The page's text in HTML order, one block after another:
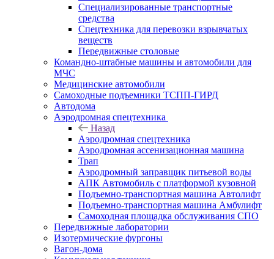
Специализированные транспортные
средства
Спецтехника для перевозки взрывчатых
веществ
Передвижные столовые
Командно-штабные машины и автомобили для
МЧС
Медицинские автомобили
Самоходные подъемники ТСПП-ГИРД
Автодома
Аэродромная спецтехника
Назад
Аэродромная спецтехника
Аэродромная ассенизационная машина
Трап
Аэродромный заправщик питьевой воды
АПК Автомобиль с платформой кузовной
Подъемно-транспортная машина Автолифт
Подъемно-транспортная машина Амбулифт
Самоходная площадка обслуживания СПО
Передвижные лаборатории
Изотермические фургоны
Вагон-дома